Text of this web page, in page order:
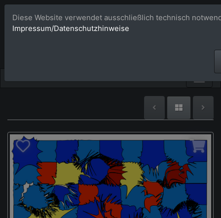
Bildagentur
Diese Website verwendet ausschließlich technisch
Impressum/Datenschutzhinweise